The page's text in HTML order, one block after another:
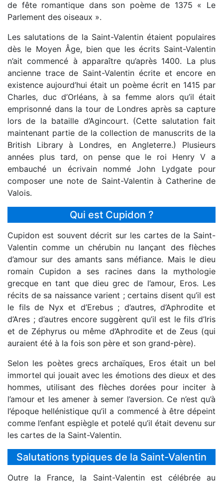
de fête romantique dans son poème de 1375 « Le
Parlement des oiseaux ».
Les salutations de la Saint-Valentin étaient populaires
dès le Moyen Âge, bien que les écrits Saint-Valentin
n’ait commencé à apparaître qu’après 1400. La plus
ancienne trace de Saint-Valentin écrite et encore en
existence aujourd’hui était un poème écrit en 1415 par
Charles, duc d’Orléans, à sa femme alors qu’il était
emprisonné dans la tour de Londres après sa capture
lors de la bataille d’Agincourt. (Cette salutation fait
maintenant partie de la collection de manuscrits de la
British Library à Londres, en Angleterre.) Plusieurs
années plus tard, on pense que le roi Henry V a
embauché un écrivain nommé John Lydgate pour
composer une note de Saint-Valentin à Catherine de
Valois.
Qui est Cupidon ?
Cupidon est souvent décrit sur les cartes de la Saint-
Valentin comme un chérubin nu lançant des flèches
d’amour sur des amants sans méfiance. Mais le dieu
romain Cupidon a ses racines dans la mythologie
grecque en tant que dieu grec de l’amour, Eros. Les
récits de sa naissance varient ; certains disent qu’il est
le fils de Nyx et d’Erebus ; d’autres, d’Aphrodite et
d’Ares ; d’autres encore suggèrent qu’il est le fils d’Iris
et de Zéphyrus ou même d’Aphrodite et de Zeus (qui
auraient été à la fois son père et son grand-père).
Selon les poètes grecs archaïques, Eros était un bel
immortel qui jouait avec les émotions des dieux et des
hommes, utilisant des flèches dorées pour inciter à
l’amour et les amener à semer l’aversion. Ce n’est qu’à
l’époque hellénistique qu’il a commencé à être dépeint
comme l’enfant espiègle et potelé qu’il était devenu sur
les cartes de la Saint-Valentin.
Salutations typiques de la Saint-Valentin
Outre la France, la Saint-Valentin est célébrée au